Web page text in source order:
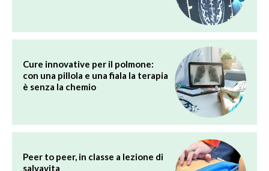
Cure innovative per il polmone:
con una pillola e una fiala la terapia
è senza la chemio
Peer to peer, in classe a lezione di
salvavita